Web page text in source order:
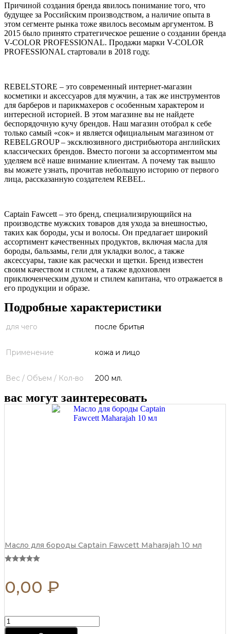
Причиной создания бренда явилось понимание того, что
будущее за Российским производством, а наличие опыта в
этом сегменте рынка тоже явилось весомым аргументом. В
2015 было принято стратегическое решение о создании бренда
V-COLOR PROFESSIONAL. Продажи марки V-COLOR
PROFESSIONAL стартовали в 2018 году.
REBELSTORE – это современный интернет-магазин
косметики и аксессуаров для мужчин, а так же инструментов
для барберов и парикмахеров с особенным характером и
интересной историей. В этом магазине вы не найдете
беспорядочную кучу брендов. Наш магазин отобрал к себе
только самый «сок» и является официальным магазином от
REBELGROUP – эксклюзивного дистрибьютора английских
классических брендов. Вместо погони за ассортиментом мы
уделяем всё наше внимание клиентам. А почему так вышло
вы можете узнать, прочитав небольшую историю от первого
лица, рассказанную создателем REBEL.
Captain Fawcett – это бренд, специализирующийся на
производстве мужских товаров для ухода за внешностью,
таких как бороды, усы и волосы. Он предлагает широкий
ассортимент качественных продуктов, включая масла для
бороды, бальзамы, гели для укладки волос, а также
аксессуары, такие как расчески и щетки. Бренд известен
своим качеством и стилем, а также вдохновлен
приключенческим духом и стилем капитана, что отражается в
его продукции и образе.
Подробные характеристики
для чего после бритья
Применение кожа и лицо
Вес / Объем / Кол-во 200 мл.
вас могут заинтересовать
Масло для бороды Captain Fawcett Maharajah 10 мл
0,00 ₽
П
р